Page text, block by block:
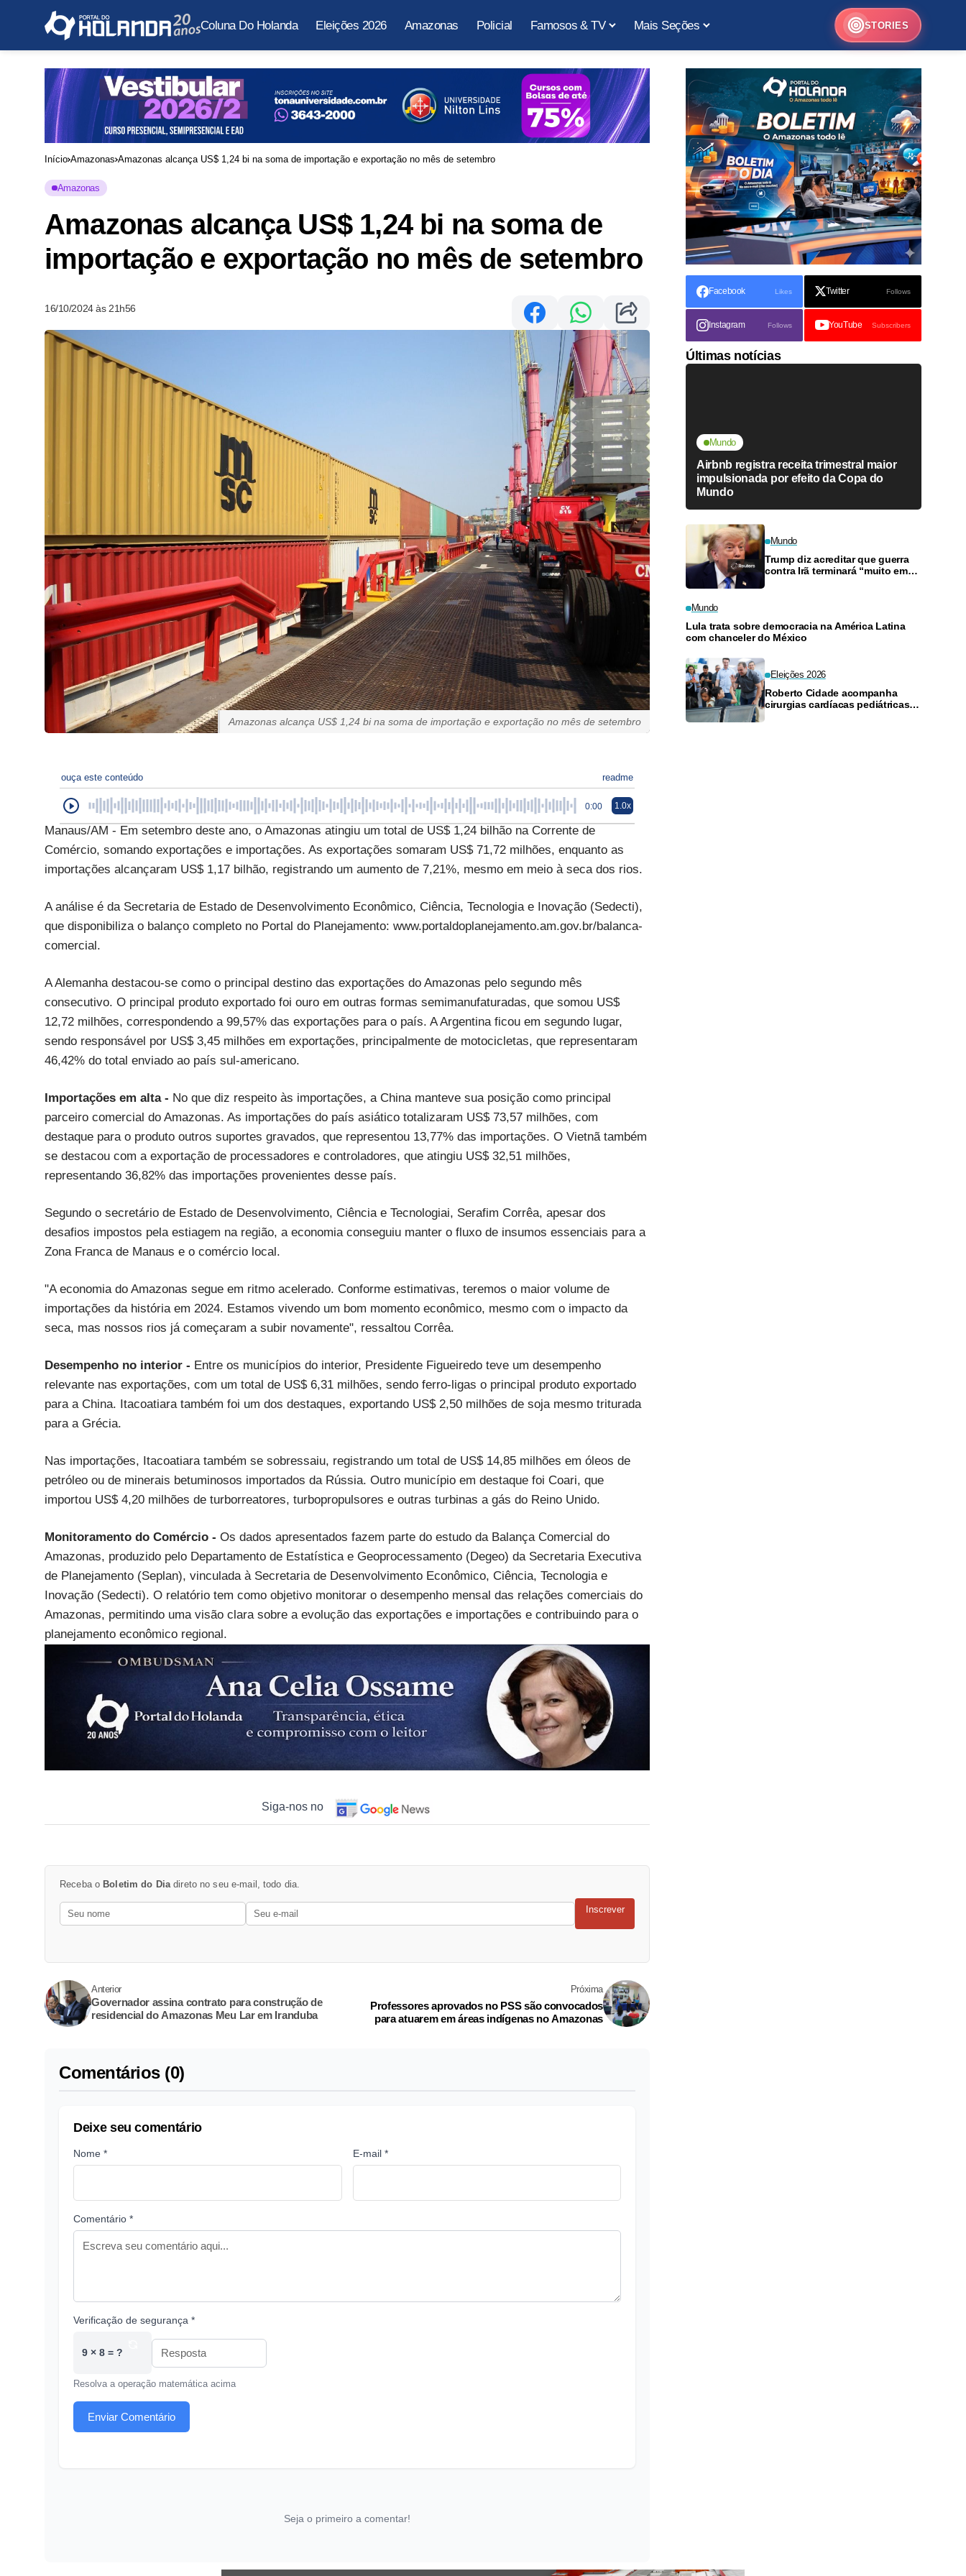
Coluna Do Holanda Eleições 2026 Amazonas Policial Famosos & TV Mais Seções STORIES
Início Amazonas Amazonas alcança US$ 1,24 bi na soma de importação e exportação no mês de setembro
Amazonas
Amazonas alcança US$ 1,24 bi na soma de
importação e exportação no mês de setembro
16/10/2024 às 21h56
Amazonas alcança US$ 1,24 bi na soma de importação e exportação no mês de setembro
ouça este conteúdo readme
0:00 1.0x
Manaus/AM - Em setembro deste ano, o Amazonas atingiu um total de US$ 1,24 bilhão na Corrente de
Comércio, somando exportações e importações. As exportações somaram US$ 71,72 milhões, enquanto as
importações alcançaram US$ 1,17 bilhão, registrando um aumento de 7,21%, mesmo em meio à seca dos rios.
A análise é da Secretaria de Estado de Desenvolvimento Econômico, Ciência, Tecnologia e Inovação (Sedecti),
que disponibiliza o balanço completo no Portal do Planejamento: www.portaldoplanejamento.am.gov.br/balanca-
comercial.
A Alemanha destacou-se como o principal destino das exportações do Amazonas pelo segundo mês
consecutivo. O principal produto exportado foi ouro em outras formas semimanufaturadas, que somou US$
12,72 milhões, correspondendo a 99,57% das exportações para o país. A Argentina ficou em segundo lugar,
sendo responsável por US$ 3,45 milhões em exportações, principalmente de motocicletas, que representaram
46,42% do total enviado ao país sul-americano.
Importações em alta - No que diz respeito às importações, a China manteve sua posição como principal
parceiro comercial do Amazonas. As importações do país asiático totalizaram US$ 73,57 milhões, com
destaque para o produto outros suportes gravados, que representou 13,77% das importações. O Vietnã também
se destacou com a exportação de processadores e controladores, que atingiu US$ 32,51 milhões,
representando 36,82% das importações provenientes desse país.
Segundo o secretário de Estado de Desenvolvimento, Ciência e Tecnologiai, Serafim Corrêa, apesar dos
desafios impostos pela estiagem na região, a economia conseguiu manter o fluxo de insumos essenciais para a
Zona Franca de Manaus e o comércio local.
"A economia do Amazonas segue em ritmo acelerado. Conforme estimativas, teremos o maior volume de
importações da história em 2024. Estamos vivendo um bom momento econômico, mesmo com o impacto da
seca, mas nossos rios já começaram a subir novamente", ressaltou Corrêa.
Desempenho no interior - Entre os municípios do interior, Presidente Figueiredo teve um desempenho
relevante nas exportações, com um total de US$ 6,31 milhões, sendo ferro-ligas o principal produto exportado
para a China. Itacoatiara também foi um dos destaques, exportando US$ 2,50 milhões de soja mesmo triturada
para a Grécia.
Nas importações, Itacoatiara também se sobressaiu, registrando um total de US$ 14,85 milhões em óleos de
petróleo ou de minerais betuminosos importados da Rússia. Outro município em destaque foi Coari, que
importou US$ 4,20 milhões de turborreatores, turbopropulsores e outras turbinas a gás do Reino Unido.
Monitoramento do Comércio - Os dados apresentados fazem parte do estudo da Balança Comercial do
Amazonas, produzido pelo Departamento de Estatística e Geoprocessamento (Degeo) da Secretaria Executiva
de Planejamento (Seplan), vinculada à Secretaria de Desenvolvimento Econômico, Ciência, Tecnologia e
Inovação (Sedecti). O relatório tem como objetivo monitorar o desempenho mensal das relações comerciais do
Amazonas, permitindo uma visão clara sobre a evolução das exportações e importações e contribuindo para o
planejamento econômico regional.
Siga-nos no
Receba o Boletim do Diadireto no seu e-mail, todo dia.
Inscrever
Anterior
Governador assina contrato para construção de
residencial do Amazonas Meu Lar em Iranduba
Próxima
Professores aprovados no PSS são convocados
para atuarem em áreas indígenas no Amazonas
Comentários (0)
Deixe seu comentário
Nome * E-mail *
Comentário *
Verificação de segurança *
9 × 8 = ?
Resolva a operação matemática acima
Enviar Comentário
Seja o primeiro a comentar!
Facebook Likes Twitter Follows
Instagram Follows YouTube Subscribers
Últimas notícias
Mundo
Airbnb registra receita trimestral maior
impulsionada por efeito da Copa do
Mundo
Mundo
Trump diz acreditar que guerra
contra Irã terminará “muito em
Mundo
Lula trata sobre democracia na América Latina
com chanceler do México
Eleições 2026
Roberto Cidade acompanha
cirurgias cardíacas pediátricas